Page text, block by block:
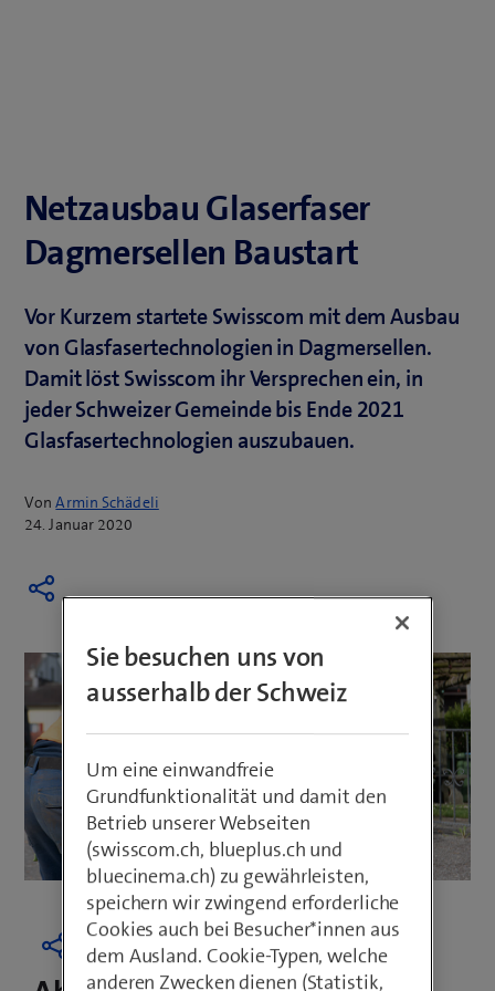
Netzausbau Glaserfaser
Dagmersellen Baustart
Vor Kurzem startete Swisscom mit dem Ausbau
von Glasfasertechnologien in Dagmersellen.
Damit löst Swisscom ihr Versprechen ein, in
jeder Schweizer Gemeinde bis Ende 2021
Glasfasertechnologien auszubauen.
VonArmin Schädeli
24. Januar 2020
Sie besuchen uns von
ausserhalb der Schweiz
Um eine einwandfreie
Grundfunktionalität und damit den
Betrieb unserer Webseiten
(swisscom.ch, blueplus.ch und
bluecinema.ch) zu gewährleisten,
speichern wir zwingend erforderliche
Cookies auch bei Besucher*innen aus
dem Ausland. Cookie-Typen, welche
anderen Zwecken dienen (Statistik,